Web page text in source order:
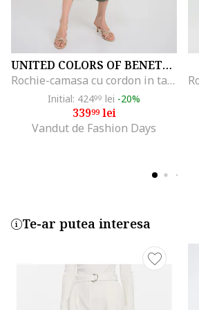
UNITED COLORS OF BENETTON
Rochie-camasa cu cordon in talie, Verde stins
Initial: 42499 lei -20%
33999lei
Vandut de Fashion Days
Te-ar putea interesa